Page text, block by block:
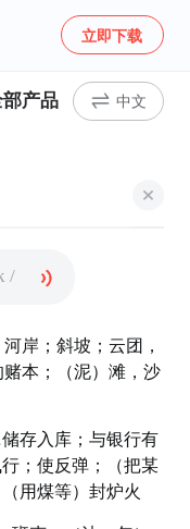
立即下载
产品 中文
/
岸；斜坡；云团，
本；（泥）滩，沙
存入库；与银行有
；使反弹；（把某
用煤等）封炉火